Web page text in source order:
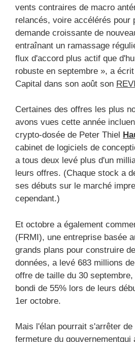
vents contraires de macro
relancés, voire accélérés pour
demande croissante de
entraînant un ramassage
flux d'accord plus actif que
robuste en septembre », a
Capital dans son août son
Certaines des offres les plus
avons vues cette année
crypto-dosée de Peter Thiel
cabinet de logiciels de
a tous deux levé plus d'un
leurs offres. (Chaque stock a
ses débuts sur le marché
cependant.)
Et octobre a également
(FRMI), une entreprise basée
grands plans pour construire
données, a levé 683 millions
offre de taille du 30
bondi de 55% lors de leurs
1er octobre.
Mais l'élan pourrait s'arrêter
fermeture du gouvernementqui